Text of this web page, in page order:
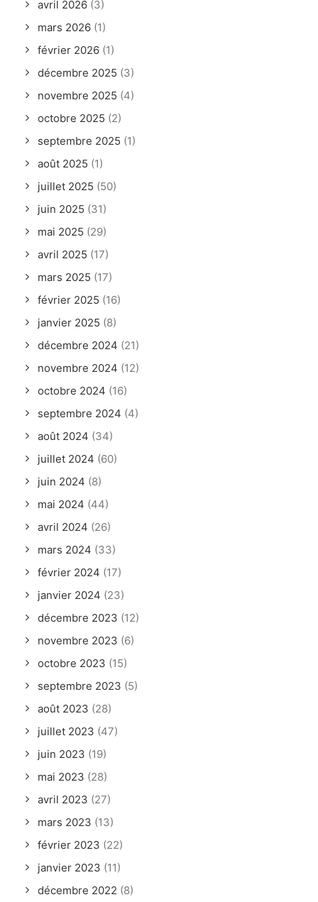
avril 2026 (3)
mars 2026 (1)
février 2026 (1)
décembre 2025 (3)
novembre 2025 (4)
octobre 2025 (2)
septembre 2025 (1)
août 2025 (1)
juillet 2025 (50)
juin 2025 (31)
mai 2025 (29)
avril 2025 (17)
mars 2025 (17)
février 2025 (16)
janvier 2025 (8)
décembre 2024 (21)
novembre 2024 (12)
octobre 2024 (16)
septembre 2024 (4)
août 2024 (34)
juillet 2024 (60)
juin 2024 (8)
mai 2024 (44)
avril 2024 (26)
mars 2024 (33)
février 2024 (17)
janvier 2024 (23)
décembre 2023 (12)
novembre 2023 (6)
octobre 2023 (15)
septembre 2023 (5)
août 2023 (28)
juillet 2023 (47)
juin 2023 (19)
mai 2023 (28)
avril 2023 (27)
mars 2023 (13)
février 2023 (22)
janvier 2023 (11)
décembre 2022 (8)